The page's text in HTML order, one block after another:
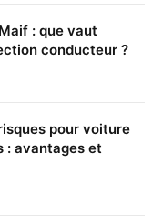
: que vaut
conducteur ?
pour voiture
: avantages et